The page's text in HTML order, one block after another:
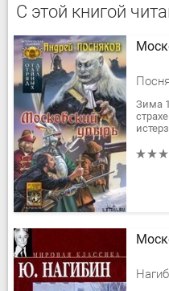
С этой книгой
Зима
силы